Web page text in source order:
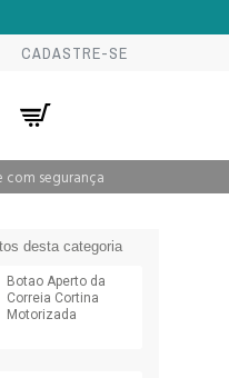
CADASTRE-SE
com segurança
desta categoria
Botao Aperto da
Correia Cortina
Motorizada